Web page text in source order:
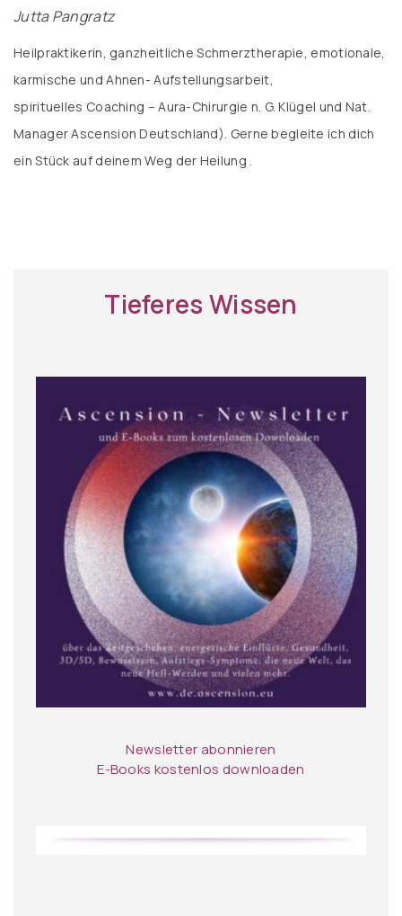
Jutta Pangratz
Heilpraktikerin, ganzheitliche Schmerztherapie, emotionale,
karmische und Ahnen- Aufstellungsarbeit,
spirituelles Coaching – Aura-Chirurgie n. G. Klügel und Nat.
Manager Ascension Deutschland). Gerne begleite ich dich
ein Stück auf deinem Weg der Heilung .
Tieferes Wissen
Newsletter abonnieren
E-Books kostenlos downloaden